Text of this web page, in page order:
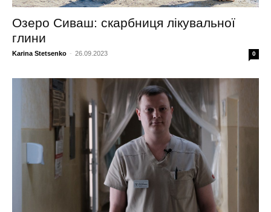
Озеро Сиваш: скарбниця лікувальної
глини
Karina Stetsenko - 26.09.2023 0